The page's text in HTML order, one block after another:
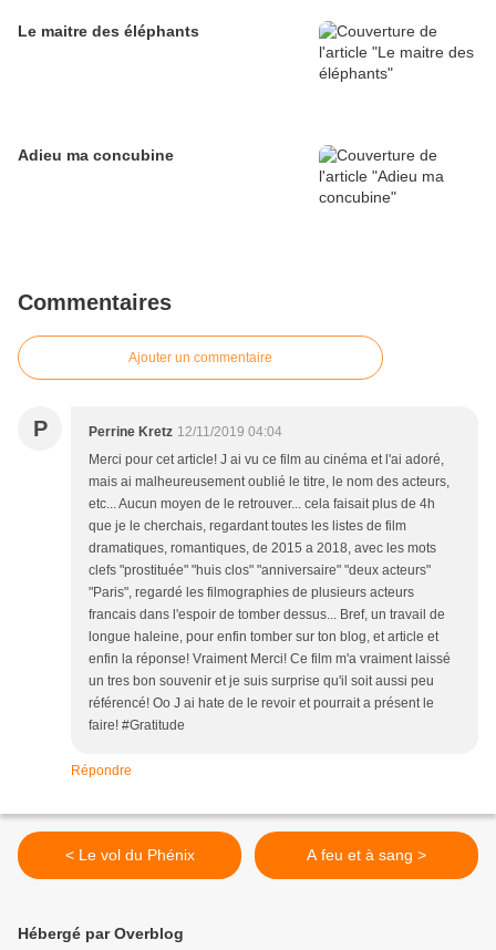
Le maitre des éléphants
Adieu ma concubine
Commentaires
Ajouter un commentaire
P Perrine Kretz 12/11/2019 04:04
Merci pour cet article! J ai vu ce film au cinéma et l'ai adoré,
mais ai malheureusement oublié le titre, le nom des acteurs,
etc... Aucun moyen de le retrouver... cela faisait plus de 4h
que je le cherchais, regardant toutes les listes de film
dramatiques, romantiques, de 2015 a 2018, avec les mots
clefs "prostituée" "huis clos" "anniversaire" "deux acteurs"
"Paris", regardé les filmographies de plusieurs acteurs
francais dans l'espoir de tomber dessus... Bref, un travail de
longue haleine, pour enfin tomber sur ton blog, et article et
enfin la réponse! Vraiment Merci! Ce film m'a vraiment laissé
un tres bon souvenir et je suis surprise qu'il soit aussi peu
référencé! Oo J ai hate de le revoir et pourrait a présent le
faire! #Gratitude
Répondre
< Le vol du Phénix A feu et à sang >
Hébergé par Overblog